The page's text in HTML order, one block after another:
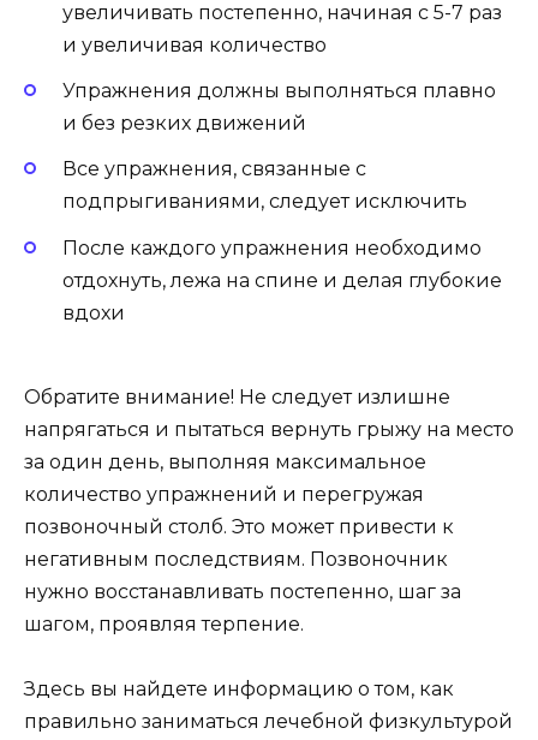
увеличивать постепенно, начиная с 5-7 раз
и увеличивая количество
Упражнения должны выполняться плавно
и без резких движений
Все упражнения, связанные с
подпрыгиваниями, следует исключить
После каждого упражнения необходимо
отдохнуть, лежа на спине и делая глубокие
вдохи
Обратите внимание! Не следует излишне
напрягаться и пытаться вернуть грыжу на место
за один день, выполняя максимальное
количество упражнений и перегружая
позвоночный столб. Это может привести к
негативным последствиям. Позвоночник
нужно восстанавливать постепенно, шаг за
шагом, проявляя терпение.
Здесь вы найдете информацию о том, как
правильно заниматься лечебной физкультурой